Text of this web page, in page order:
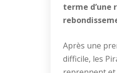
terme d’une
Après une
difficile, les